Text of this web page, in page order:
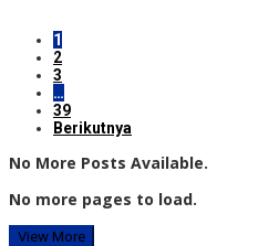
1
2
3
…
39
Berikutnya
No More Posts Available.
No more pages to load.
View More